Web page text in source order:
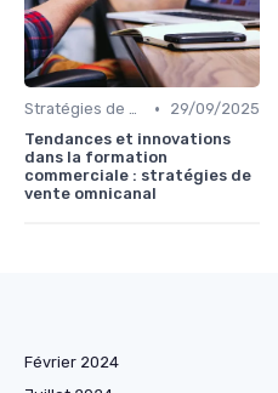
Stratégies de vente omnicanal •
29/09/2025
Tendances et innovations
dans la formation
commerciale : stratégies de
vente omnicanal
Février 2024